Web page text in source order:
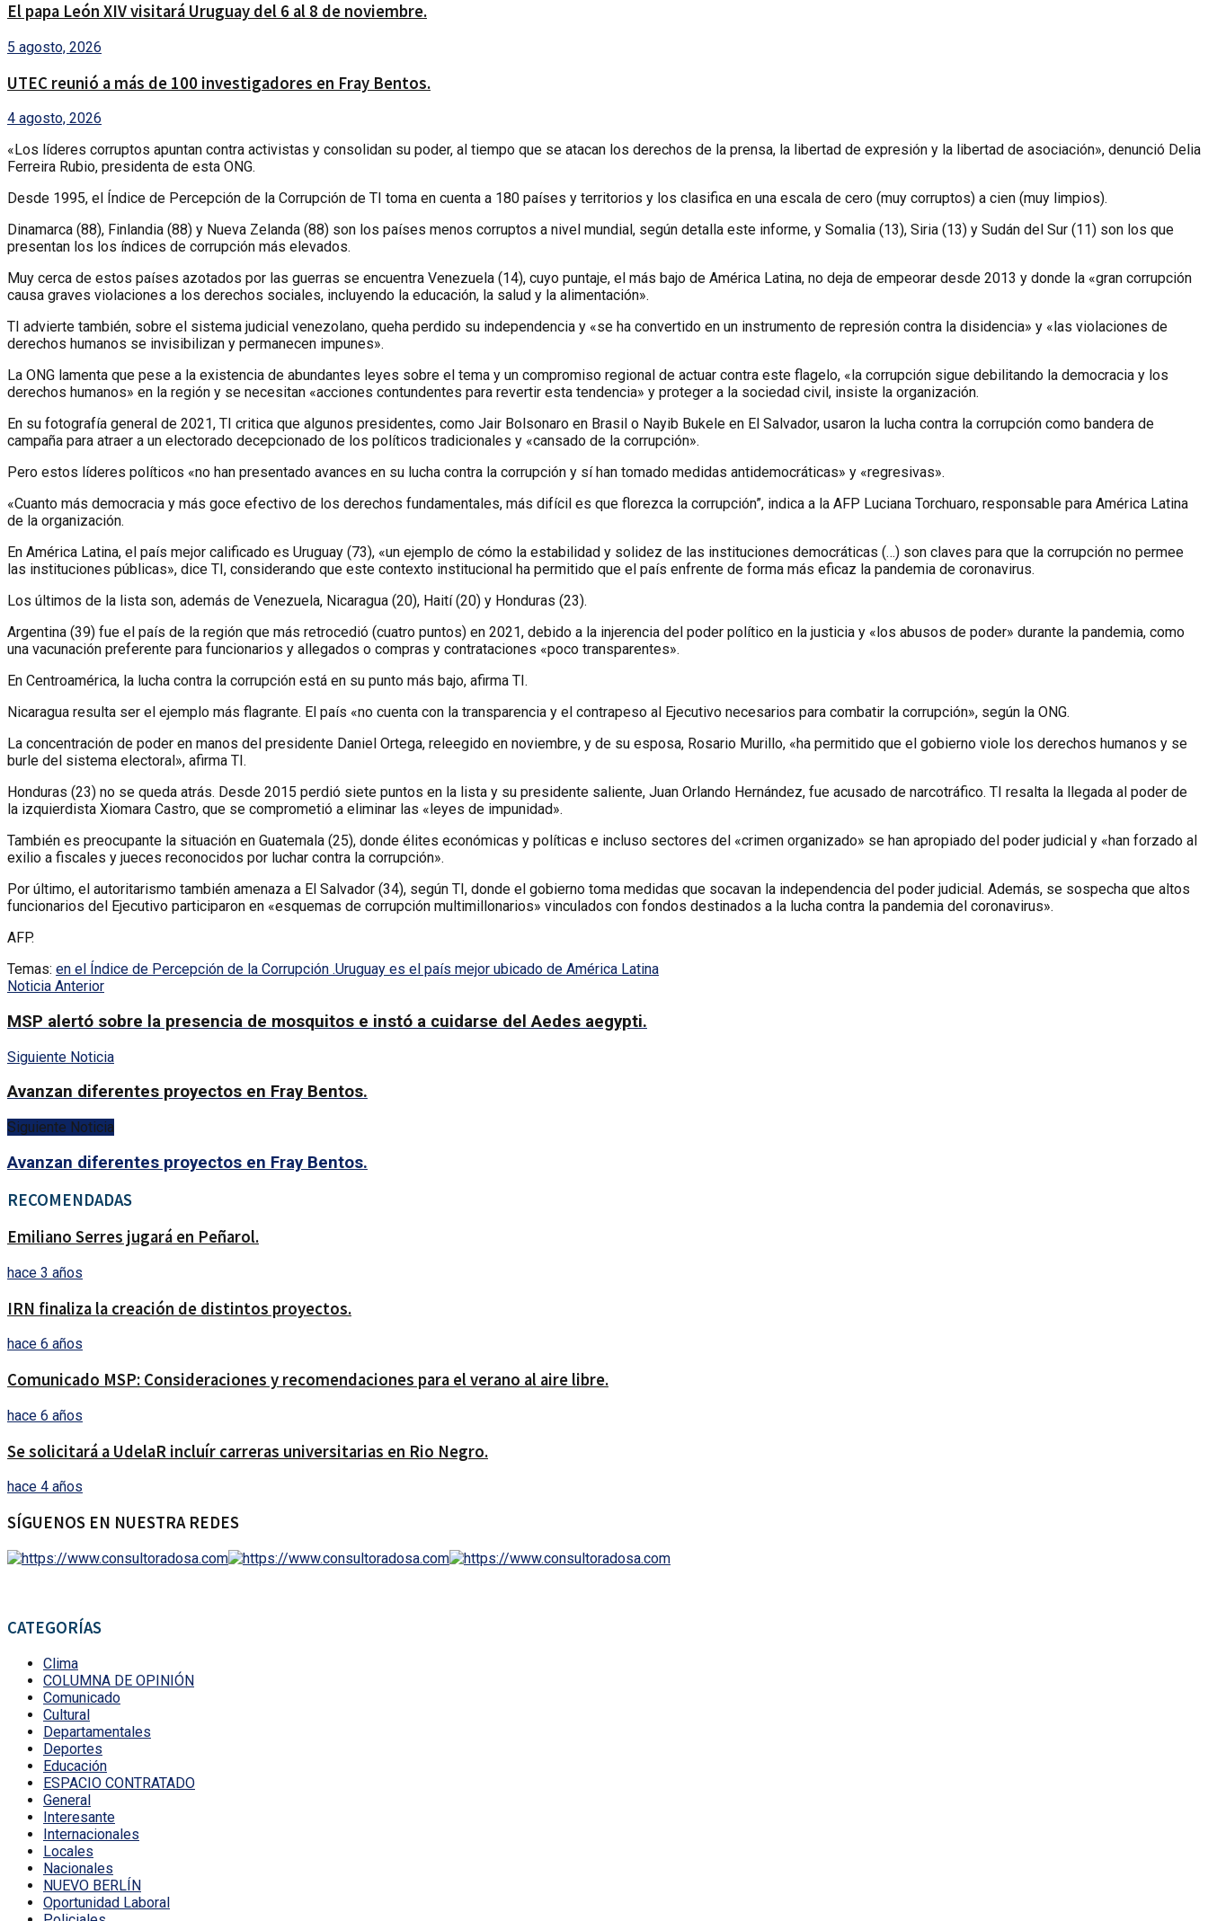
El papa León XIV visitará Uruguay del 6 al 8 de noviembre.
5 agosto, 2026
UTEC reunió a más de 100 investigadores en Fray Bentos.
4 agosto, 2026
«Los líderes corruptos apuntan contra activistas y consolidan su poder, al tiempo que se atacan los derechos de la prensa, la libertad de expresión y la libertad de asociación», denunció Delia
Ferreira Rubio, presidenta de esta ONG.
Desde 1995, el Índice de Percepción de la Corrupción de TI toma en cuenta a 180 países y territorios y los clasifica en una escala de cero (muy corruptos) a cien (muy limpios).
Dinamarca (88), Finlandia (88) y Nueva Zelanda (88) son los países menos corruptos a nivel mundial, según detalla este informe, y Somalia (13), Siria (13) y Sudán del Sur (11) son los que
presentan los los índices de corrupción más elevados.
Muy cerca de estos países azotados por las guerras se encuentra Venezuela (14), cuyo puntaje, el más bajo de América Latina, no deja de empeorar desde 2013 y donde la «gran corrupción
causa graves violaciones a los derechos sociales, incluyendo la educación, la salud y la alimentación».
TI advierte también, sobre el sistema judicial venezolano, queha perdido su independencia y «se ha convertido en un instrumento de represión contra la disidencia» y «las violaciones de
derechos humanos se invisibilizan y permanecen impunes».
La ONG lamenta que pese a la existencia de abundantes leyes sobre el tema y un compromiso regional de actuar contra este flagelo, «la corrupción sigue debilitando la democracia y los
derechos humanos» en la región y se necesitan «acciones contundentes para revertir esta tendencia» y proteger a la sociedad civil, insiste la organización.
En su fotografía general de 2021, TI critica que algunos presidentes, como Jair Bolsonaro en Brasil o Nayib Bukele en El Salvador, usaron la lucha contra la corrupción como bandera de
campaña para atraer a un electorado decepcionado de los políticos tradicionales y «cansado de la corrupción».
Pero estos líderes políticos «no han presentado avances en su lucha contra la corrupción y sí han tomado medidas antidemocráticas» y «regresivas».
«Cuanto más democracia y más goce efectivo de los derechos fundamentales, más difícil es que florezca la corrupción”, indica a la AFP Luciana Torchuaro, responsable para América Latina
de la organización.
En América Latina, el país mejor calificado es Uruguay (73), «un ejemplo de cómo la estabilidad y solidez de las instituciones democráticas (…) son claves para que la corrupción no permee
las instituciones públicas», dice TI, considerando que este contexto institucional ha permitido que el país enfrente de forma más eficaz la pandemia de coronavirus.
Los últimos de la lista son, además de Venezuela, Nicaragua (20), Haití (20) y Honduras (23).
Argentina (39) fue el país de la región que más retrocedió (cuatro puntos) en 2021, debido a la injerencia del poder político en la justicia y «los abusos de poder» durante la pandemia, como
una vacunación preferente para funcionarios y allegados o compras y contrataciones «poco transparentes».
En Centroamérica, la lucha contra la corrupción está en su punto más bajo, afirma TI.
Nicaragua resulta ser el ejemplo más flagrante. El país «no cuenta con la transparencia y el contrapeso al Ejecutivo necesarios para combatir la corrupción», según la ONG.
La concentración de poder en manos del presidente Daniel Ortega, releegido en noviembre, y de su esposa, Rosario Murillo, «ha permitido que el gobierno viole los derechos humanos y se
burle del sistema electoral», afirma TI.
Honduras (23) no se queda atrás. Desde 2015 perdió siete puntos en la lista y su presidente saliente, Juan Orlando Hernández, fue acusado de narcotráfico. TI resalta la llegada al poder de
la izquierdista Xiomara Castro, que se comprometió a eliminar las «leyes de impunidad».
También es preocupante la situación en Guatemala (25), donde élites económicas y políticas e incluso sectores del «crimen organizado» se han apropiado del poder judicial y «han forzado al
exilio a fiscales y jueces reconocidos por luchar contra la corrupción».
Por último, el autoritarismo también amenaza a El Salvador (34), según TI, donde el gobierno toma medidas que socavan la independencia del poder judicial. Además, se sospecha que altos
funcionarios del Ejecutivo participaron en «esquemas de corrupción multimillonarios» vinculados con fondos destinados a la lucha contra la pandemia del coronavirus».
AFP.
Temas: en el Índice de Percepción de la Corrupción .Uruguay es el país mejor ubicado de América Latina
Noticia Anterior
MSP alertó sobre la presencia de mosquitos e instó a cuidarse del Aedes aegypti.
Siguiente Noticia
Avanzan diferentes proyectos en Fray Bentos.
Siguiente Noticia
Avanzan diferentes proyectos en Fray Bentos.
RECOMENDADAS
Emiliano Serres jugará en Peñarol.
hace 3 años
IRN finaliza la creación de distintos proyectos.
hace 6 años
Comunicado MSP: Consideraciones y recomendaciones para el verano al aire libre.
hace 6 años
Se solicitará a UdelaR incluír carreras universitarias en Rio Negro.
hace 4 años
SÍGUENOS EN NUESTRA REDES
CATEGORÍAS
Clima
COLUMNA DE OPINIÓN
Comunicado
Cultural
Departamentales
Deportes
Educación
ESPACIO CONTRATADO
General
Interesante
Internacionales
Locales
Nacionales
NUEVO BERLÍN
Oportunidad Laboral